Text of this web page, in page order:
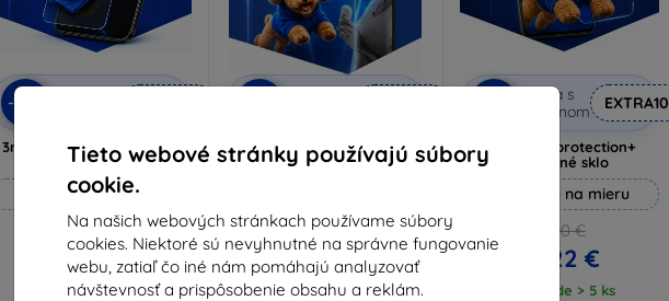
Tieto webové stránky používajú súbory
cookie.
Na našich webových stránkach používame súbory
cookies. Niektoré sú nevyhnutné na správne fungovanie
webu, zatiaľ čo iné nám pomáhajú analyzovať
návštevnosť a prispôsobenie obsahu a reklám.
-10%
3mk Anti-Shock ochranné
sklo
Vyrobené na mieru
14,90 €
13,41 €
Na sklade > 5 ks
3mk Pure Matt ochranné
sklo
10,90 €
9,80 €
Na sklade > 5 ks
Zľava s
kupónom
EXTRA10
3mk Silverprotection+
ochranné sklo
Vyrobené na mieru
16,90 €
15,22 €
Na sklade > 5 ks